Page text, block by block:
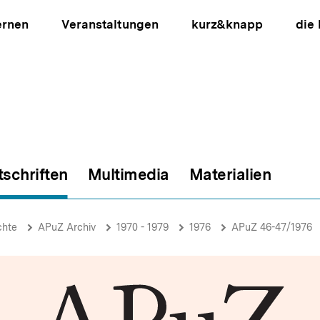
Veranstaltungen kurz&knapp die
Multimedia Materialien
APuZ Archiv 1970 - 1979 1976 APuZ 46-47/1976